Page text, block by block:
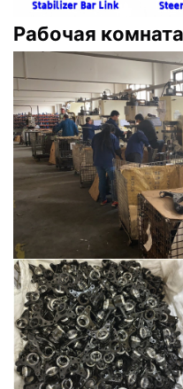
Рабочая комната